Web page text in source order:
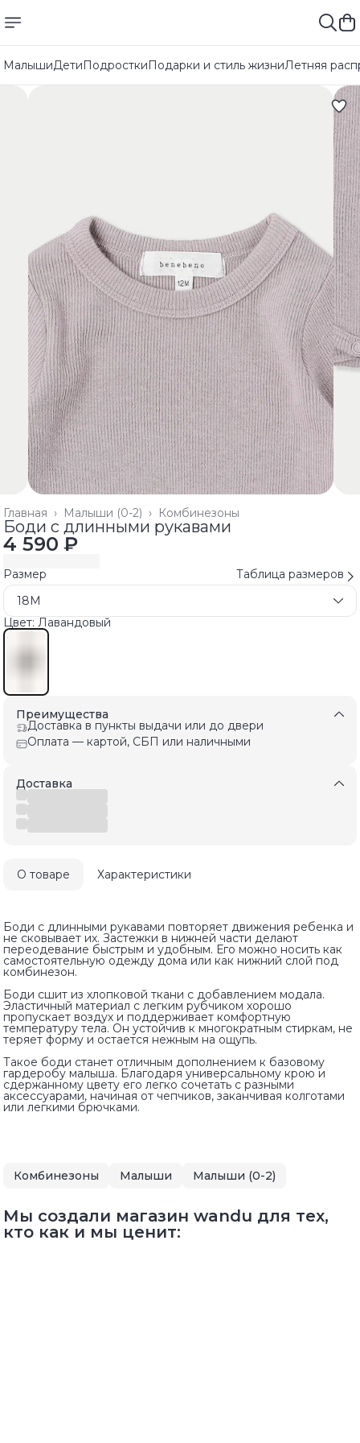
МалышиДетиПодросткиПодарки и стиль жизниЛетняя
Комбинезоны
Малыши (0-2) ›
Главная ›
Боди с длинными рукавами
4 590 ₽
Размер
Таблица размеров
18M
Цвет: Лавандовый
Преимущества
Доставка в пункты выдачи или до двери
Оплата — картой, СБП или наличными
Доставка
О товаре Характеристики
Боди с длинными рукавами повторяет движения ребенка и
не сковывает их. Застежки в нижней части делают
переодевание быстрым и удобным. Его можно носить как
самостоятельную одежду дома или как нижний слой под
комбинезон.
Боди сшит из хлопковой ткани с добавлением модала.
Эластичный материал с легким рубчиком хорошо
пропускает воздух и поддерживает комфортную
температуру тела. Он устойчив к многократным стиркам, не
теряет форму и остается нежным на ощупь.
Такое боди станет отличным дополнением к базовому
гардеробу малыша. Благодаря универсальному крою и
сдержанному цвету его легко сочетать с разными
аксессуарами, начиная от чепчиков, заканчивая колготами
или легкими брючками.
Комбинезоны Малыши Малыши (0-2)
Мы создали магазин wandu для тех,
кто как и мы ценит: